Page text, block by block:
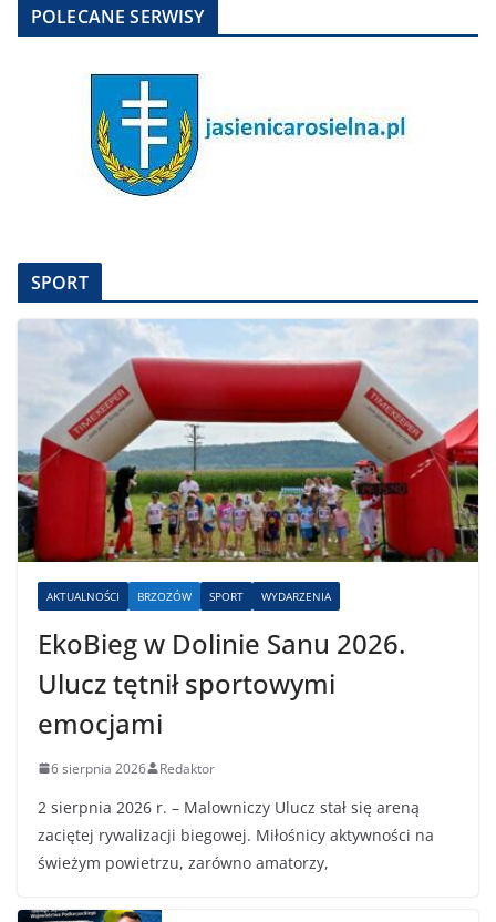
POLECANE SERWISY
SPORT
AKTUALNOŚCI BRZOZÓW SPORT WYDARZENIA
EkoBieg w Dolinie Sanu 2026.
Ulucz tętnił sportowymi
emocjami
6 sierpnia 2026 Redaktor
2 sierpnia 2026 r. – Malowniczy Ulucz stał się areną
zaciętej rywalizacji biegowej. Miłośnicy aktywności na
świeżym powietrzu, zarówno amatorzy,